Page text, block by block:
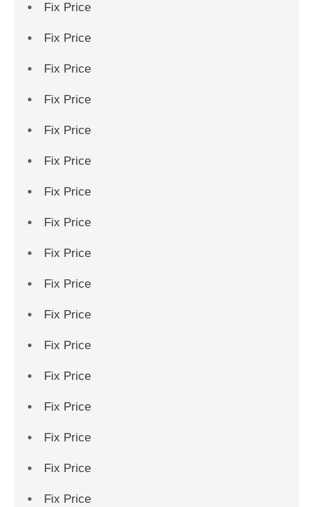
Fix Price
Fix Price
Fix Price
Fix Price
Fix Price
Fix Price
Fix Price
Fix Price
Fix Price
Fix Price
Fix Price
Fix Price
Fix Price
Fix Price
Fix Price
Fix Price
Fix Price